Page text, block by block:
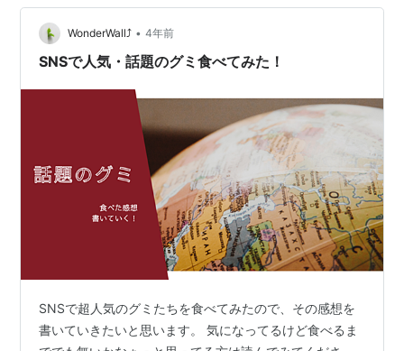
した。 どうしても食べたくてゲーセンでGETしようかと
思って、1個に対し、1000円使って諦めた。 ところで、
地球グミとは 地球グミ(ちきゅうグミ)は、ドイツの
WonderWall⤴︎ • 4年前
SNSで人気・話題のグミ食べてみた！
SNSで超人気のグミたちを食べてみたので、その感想を
書いていきたいと思います。 気になってるけど食べるま